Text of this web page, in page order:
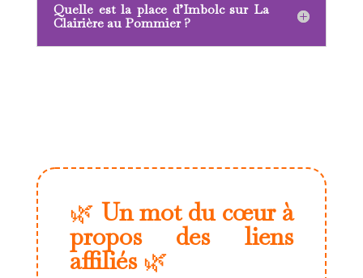
Quelle est la place d’Imbolc sur La
Clairière au Pommier ?
🌿 Un mot du cœur à
propos des liens
affiliés🌿